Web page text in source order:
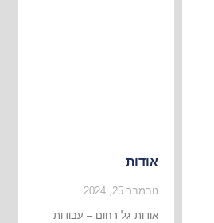
אודות
נובמבר 25, 2024
אודות גל רחום – עבודות